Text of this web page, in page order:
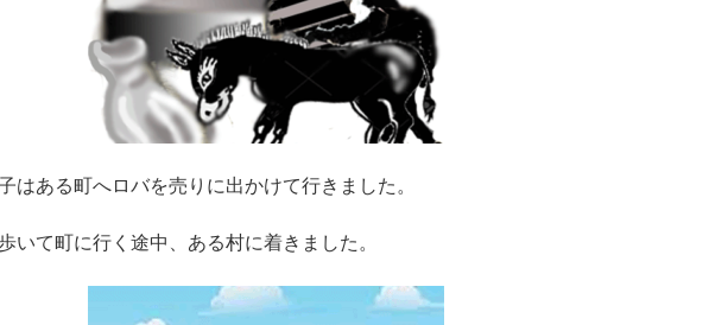
はある町へロバを売りに出かけて行きました。
いて町に行く途中、ある村に着きました。